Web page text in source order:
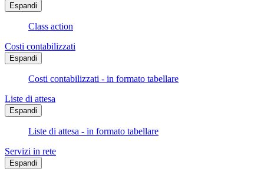
Espandi
Class action
Costi contabilizzati
Espandi
Costi contabilizzati - in formato tabellare
Liste di attesa
Espandi
Liste di attesa - in formato tabellare
Servizi in rete
Espandi